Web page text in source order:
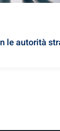
le autorità